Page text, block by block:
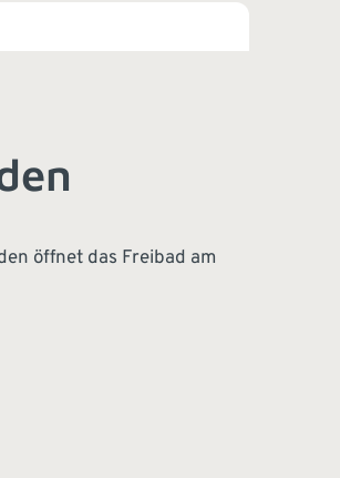
öffnet das Freibad am